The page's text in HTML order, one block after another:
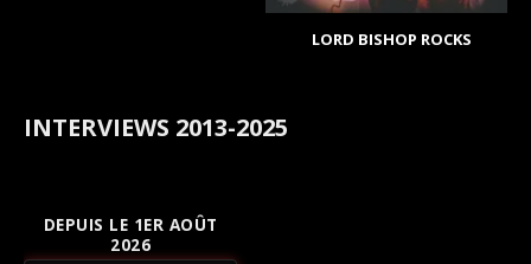
LORD BISHOP ROCKS
INTERVIEWS 2013-2025
DEPUIS LE 1ER AOÛT
2026